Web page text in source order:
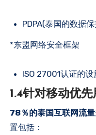
PDPA(泰国的数据
*东盟网络安全框架
ISO 27001认证的设
1.4针对移动优
78％的泰国互联网流量
置包括：